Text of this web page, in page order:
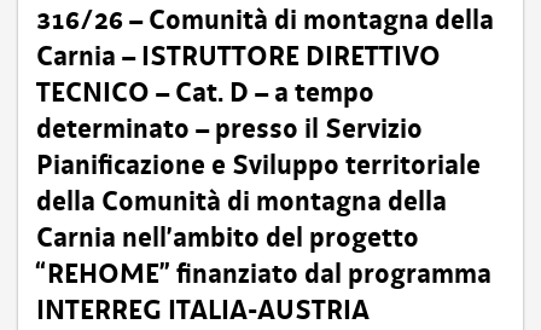
316/26 – Comunità di montagna della
Carnia – ISTRUTTORE DIRETTIVO
TECNICO – Cat. D – a tempo
determinato – presso il Servizio
Pianificazione e Sviluppo territoriale
della Comunità di montagna della
Carnia nell’ambito del progetto
“REHOME” finanziato dal programma
INTERREG ITALIA-AUSTRIA